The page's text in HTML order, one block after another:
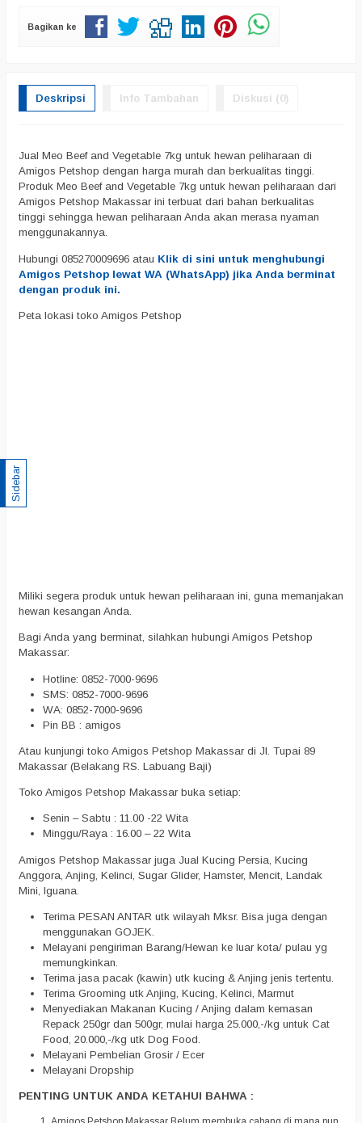
Bagikan ke
Deskripsi Info Tambahan Diskusi (0)
Jual Meo Beef and Vegetable 7kg untuk hewan peliharaan di
Amigos Petshop dengan harga murah dan berkualitas tinggi.
Produk Meo Beef and Vegetable 7kg untuk hewan peliharaan dari
Amigos Petshop Makassar ini terbuat dari bahan berkualitas
tinggi sehingga hewan peliharaan Anda akan merasa nyaman
menggunakannya.
Hubungi 085270009696 atau Klik di sini untuk menghubungi
Amigos Petshop lewat WA (WhatsApp) jika Anda berminat
dengan produk ini.
Peta lokasi toko Amigos Petshop
Miliki segera produk untuk hewan peliharaan ini, guna memanjakan
hewan kesangan Anda.
Bagi Anda yang berminat, silahkan hubungi Amigos Petshop
Makassar:
Hotline: 0852-7000-9696
SMS: 0852-7000-9696
WA: 0852-7000-9696
Pin BB : amigos
Atau kunjungi toko Amigos Petshop Makassar di Jl. Tupai 89
Makassar (Belakang RS. Labuang Baji)
Toko Amigos Petshop Makassar buka setiap:
Senin – Sabtu : 11.00 -22 Wita
Minggu/Raya : 16.00 – 22 Wita
Amigos Petshop Makassar juga Jual Kucing Persia, Kucing
Anggora, Anjing, Kelinci, Sugar Glider, Hamster, Mencit, Landak
Mini, Iguana.
Terima PESAN ANTAR utk wilayah Mksr. Bisa juga dengan
menggunakan GOJEK.
Melayani pengiriman Barang/Hewan ke luar kota/ pulau yg
memungkinkan.
Terima jasa pacak (kawin) utk kucing & Anjing jenis tertentu.
Terima Grooming utk Anjing, Kucing, Kelinci, Marmut
Menyediakan Makanan Kucing / Anjing dalam kemasan
Repack 250gr dan 500gr, mulai harga 25.000,-/kg untuk Cat
Food, 20.000,-/kg utk Dog Food.
Melayani Pembelian Grosir / Ecer
Melayani Dropship
PENTING UNTUK ANDA KETAHUI BAHWA :
Sidebar